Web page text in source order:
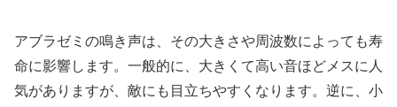
アブラゼミの鳴き声は、その大きさや周波数によっても寿
命に影響します。一般的に、大きくて高い音ほどメスに人
気がありますが、敵にも目立ちやすくなります。逆に、小